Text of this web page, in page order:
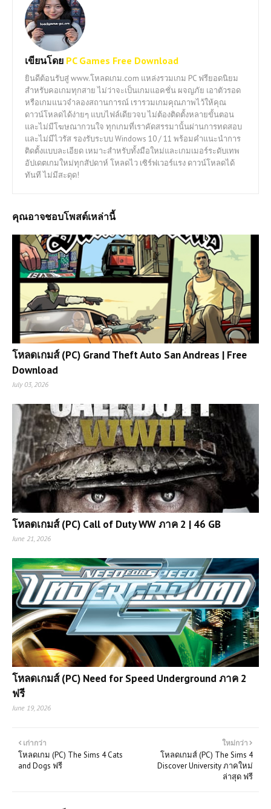
เขียนโดย PC Games Free Download
ยินดีต้อนรับสู่ www.โหลดเกม.com แหล่งรวมเกม PC ฟรียอดนิยม
สำหรับคอเกมทุกสาย ไม่ว่าจะเป็นเกมแอคชั่น ผจญภัย เอาตัวรอด
หรือเกมแนวจำลองสถานการณ์ เรารวมเกมคุณภาพไว้ให้คุณ
ดาวน์โหลดได้ง่ายๆ แบบไฟล์เดียวจบ ไม่ต้องติดตั้งหลายขั้นตอน
และไม่มีโฆษณากวนใจ ทุกเกมที่เราคัดสรรมานั้นผ่านการทดสอบ
และไม่มีไวรัส รองรับระบบ Windows 10 / 11 พร้อมคำแนะนำการ
ติดตั้งแบบละเอียด เหมาะสำหรับทั้งมือใหม่และเกมเมอร์ระดับเทพ
อัปเดตเกมใหม่ทุกสัปดาห์ โหลดไว เซิร์ฟเวอร์แรง ดาวน์โหลดได้
ทันที ไม่มีสะดุด!
คุณอาจชอบโพสต์เหล่านี้
โหลดเกมส์ (PC) Grand Theft Auto San Andreas | Free
Download
July 03, 2026
โหลดเกมส์ (PC) Call of Duty WW ภาค 2 | 46 GB
June 21, 2026
โหลดเกมส์ (PC) Need for Speed Underground ภาค 2
ฟรี
June 19, 2026
ใหม่กว่า
โหลดเกมส์ (PC) The Sims 4
Discover University ภาคใหม่
ล่าสุด ฟรี
เก่ากว่า
โหลดเกม (PC) The Sims 4 Cats
and Dogs ฟรี